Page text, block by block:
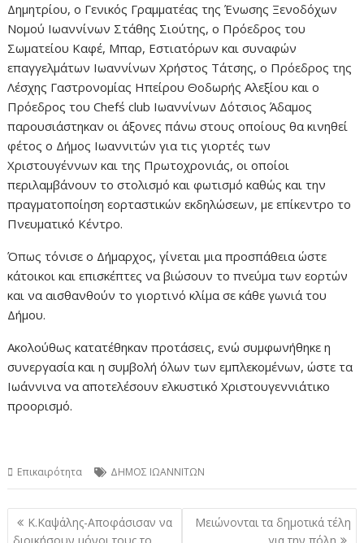
Δημητρίου, ο Γενικός Γραμματέας της Ένωσης Ξενοδόχων
Νομού Ιωαννίνων Στάθης Σιούτης, ο Πρόεδρος του
Σωματείου Καφέ, Μπαρ, Εστιατόρων και συναφών
επαγγελμάτων Ιωαννίνων Χρήστος Τάτσης, ο Πρόεδρος της
Λέσχης Γαστρονομίας Ηπείρου Θοδωρής Αλεξίου και ο
Πρόεδρος του Chef΄s club Ιωαννίνων Δότσιος Άδαμος
παρουσιάστηκαν οι άξονες πάνω στους οποίους θα κινηθεί
φέτος ο Δήμος Ιωαννιτών για τις γιορτές των
Χριστουγέννων και της Πρωτοχρονιάς, οι οποίοι
περιλαμβάνουν το στολισμό και φωτισμό καθώς και την
πραγματοποίηση εορταστικών εκδηλώσεων, με επίκεντρο το
Πνευματικό Κέντρο.
Όπως τόνισε ο Δήμαρχος, γίνεται μια προσπάθεια ώστε
κάτοικοι και επισκέπτες να βιώσουν το πνεύμα των εορτών
και να αισθανθούν το γιορτινό κλίμα σε κάθε γωνιά του
Δήμου.
Ακολούθως κατατέθηκαν προτάσεις, ενώ συμφωνήθηκε η
συνεργασία και η συμβολή όλων των εμπλεκομένων, ώστε τα
Ιωάννινα να αποτελέσουν ελκυστικό Χριστουγεννιάτικο
προορισμό.
Επικαιρότητα ΔΗΜΟΣ ΙΩΑΝΝΙΤΩΝ
Πλοήγηση
Κ.Καψάλης-Αποφάσισαν να
Μειώνονται τα δημοτικά τέλη